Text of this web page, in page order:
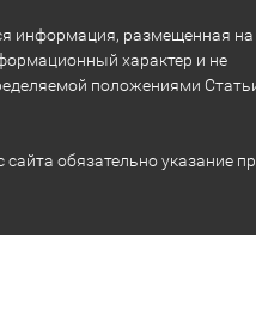
информация, размещенная на
характер и не
положениями
обязательно указание